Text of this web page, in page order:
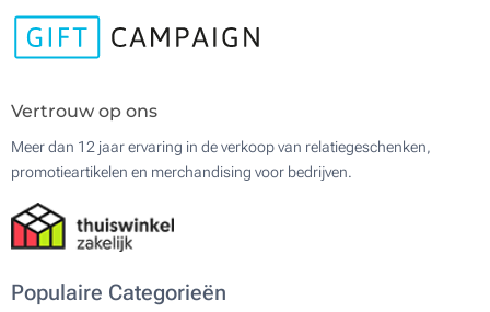
Vertrouw op ons
Meer dan 12 jaar ervaring in de verkoop van relatiegeschenken,
promotieartikelen en merchandising voor bedrijven.
Populaire Categorieën